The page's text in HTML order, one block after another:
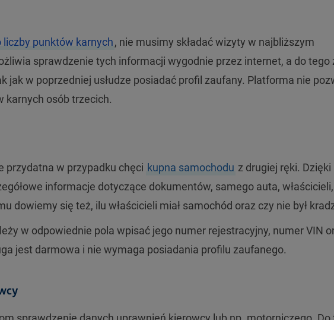
punktów karnych, nie musimy składać wizyty w najbliższym
sprawdzenie tych informacji wygodnie przez internet, a do tego
jak w poprzedniej usłudze posiadać profil zaufany. Platforma nie
karnych osób trzecich.
przydatna w przypadku chęci kupna samochodu z drugiej ręki. Dzięki
informacje dotyczące dokumentów, samego auta, właścicieli,
dowiemy się też, ilu właścicieli miał samochód oraz czy nie był
w odpowiednie pola wpisać jego numer rejestracyjny, numer VIN
jest darmowa i nie wymaga posiadania profilu zaufanego.